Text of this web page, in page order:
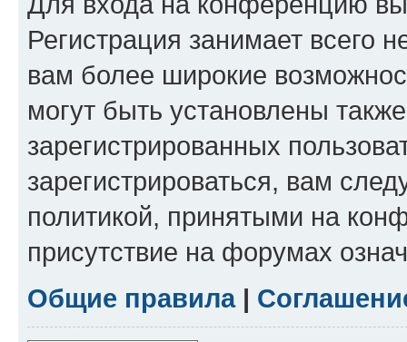
Регистрация занимает всего
вам более широкие
могут быть установлены
зарегистрированных
зарегистрироваться, вам
политикой, принятыми на
присутствие на форумах
Общие правила|